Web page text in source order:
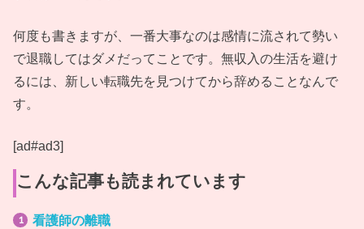
何度も書きますが、一番大事なのは感情に流されて勢い
で退職してはダメだってことです。無収入の生活を避け
るには、新しい転職先を見つけてから辞めることなんで
す。
[ad#ad3]
こんな記事も読まれています
看護師の離職